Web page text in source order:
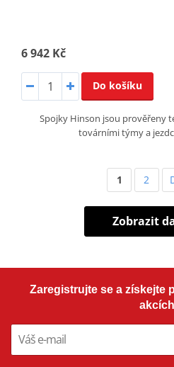
6 942 Kč
Do košíku
Spojky Hinson jsou prověřeny
továrními týmy a
1 2
Zobrazit
Zaregistrujte se a získejte